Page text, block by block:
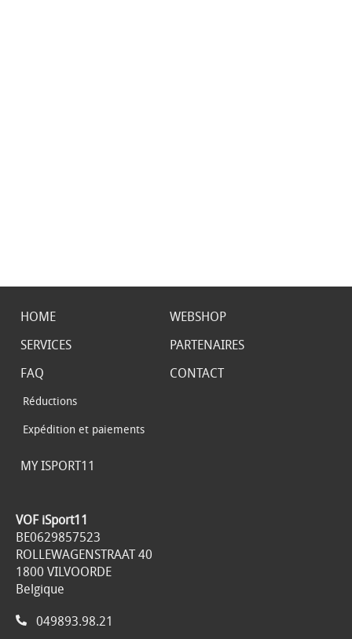
HOME
WEBSHOP
SERVICES
PARTENAIRES
FAQ
Réductions
Expédition et paiements
CONTACT
MY ISPORT11
VOF iSport11
BE0629857523
ROLLEWAGENSTRAAT 40
1800 VILVOORDE
Belgique
049893.98.21